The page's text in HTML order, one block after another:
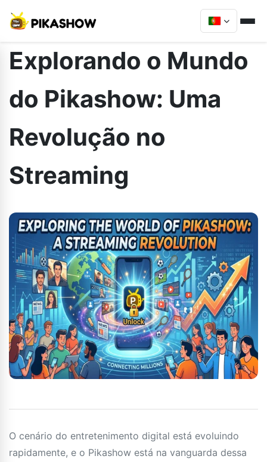
Explorando o Mundo
do Pikashow: Uma
Revolução no
Streaming
O cenário do entretenimento digital está evoluindo
rapidamente, e o Pikashow está na vanguarda dessa